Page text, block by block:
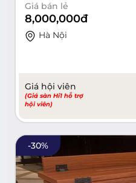
Giá bán lẻ
8,000,000đ
Hà Nội
Giá hội viên
(Giá sàn Hi1 hỗ trợ
hội viên)
-30%